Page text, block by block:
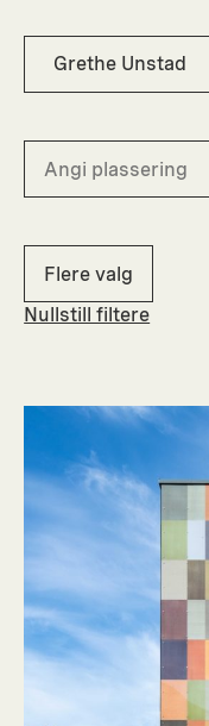
Grethe Unstad
Flere valg
Nullstill filtere